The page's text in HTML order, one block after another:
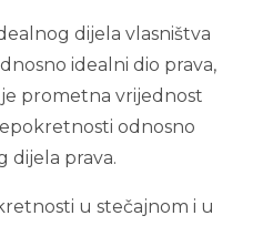
dijela vlasništva
idealni dio prava,
prometna vrijednost
odnosno
dijela prava.
u stečajnom i u